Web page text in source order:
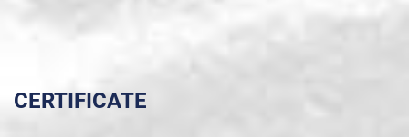
CERTIFICATE